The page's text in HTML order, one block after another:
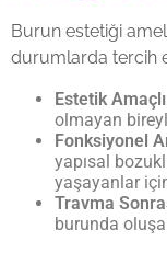
Burun estetiği
durumlarda tercih
Estetik
olmayan
Fonksiyonel
yapısal
yaşayanlar
Travma
burunda